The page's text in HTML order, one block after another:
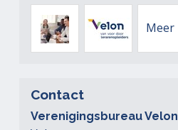
Velon
Werksessies
Velon
Webinar
Meer
Contact
Verenigingsbureau Velon